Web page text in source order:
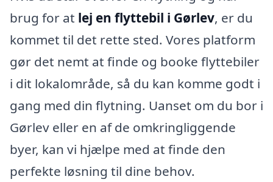
brug for at lej en flyttebil i Gørlev, er du
kommet til det rette sted. Vores platform
gør det nemt at finde og booke flyttebiler
i dit lokalområde, så du kan komme godt i
gang med din flytning. Uanset om du bor i
Gørlev eller en af de omkringliggende
byer, kan vi hjælpe med at finde den
perfekte løsning til dine behov.